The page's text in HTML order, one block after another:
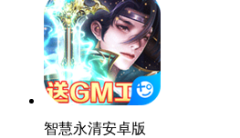
智慧永清安卓版